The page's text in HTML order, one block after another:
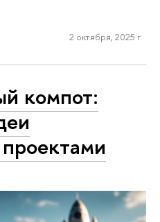
2 октября, 2025 г.
компот: